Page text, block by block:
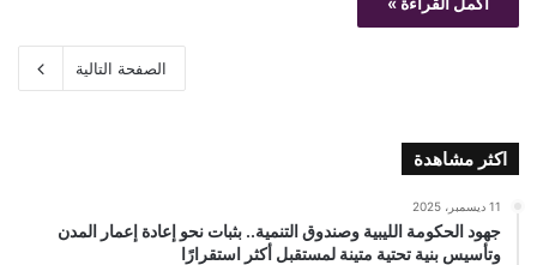
الصفحة التالية
اكثر مشاهدة
11 ديسمبر، 2025
جهود الحكومة الليبية وصندوق التنمية.. بثبات نحو إعادة إعمار المدن
وتأسيس بنية تحتية متينة لمستقبل أكثر استقرارًا